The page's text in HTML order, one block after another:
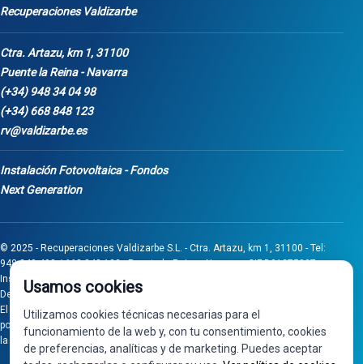
Recuperaciones Valdizarbe
Ctra. Artazu, km 1, 31100
Puente la Reina - Navarra
(+34) 948 34 04 98
(+34) 668 848 123
rv@valdizarbe.es
Instalación Fotovoltaica - Fondos
Next Generation
© 2025 - Recuperaciones Valdizarbe S.L. - Ctra. Artazu, km 1, 31100 - Tel:
948 340 498 / 668 848 123 - Puente la Reina - Navarra - CIF B31275837.
Inscrita en el Registro Mercantil de Navarra, Tomo 32, Folio 75, Hoja 525.
Desarrollado porSeintosoft
El proyecto de inversión "0011-0558-2024-000008" ha sido subvencionado
por Gobierno de Navarra al amparo de la convocatoria de 2024 de Ayudas a
la inversión en pymes industriales
Usamos cookies
Utilizamos cookies técnicas necesarias para el
funcionamiento de la web y, con tu consentimiento, cookies
de preferencias, analíticas y de marketing. Puedes aceptar